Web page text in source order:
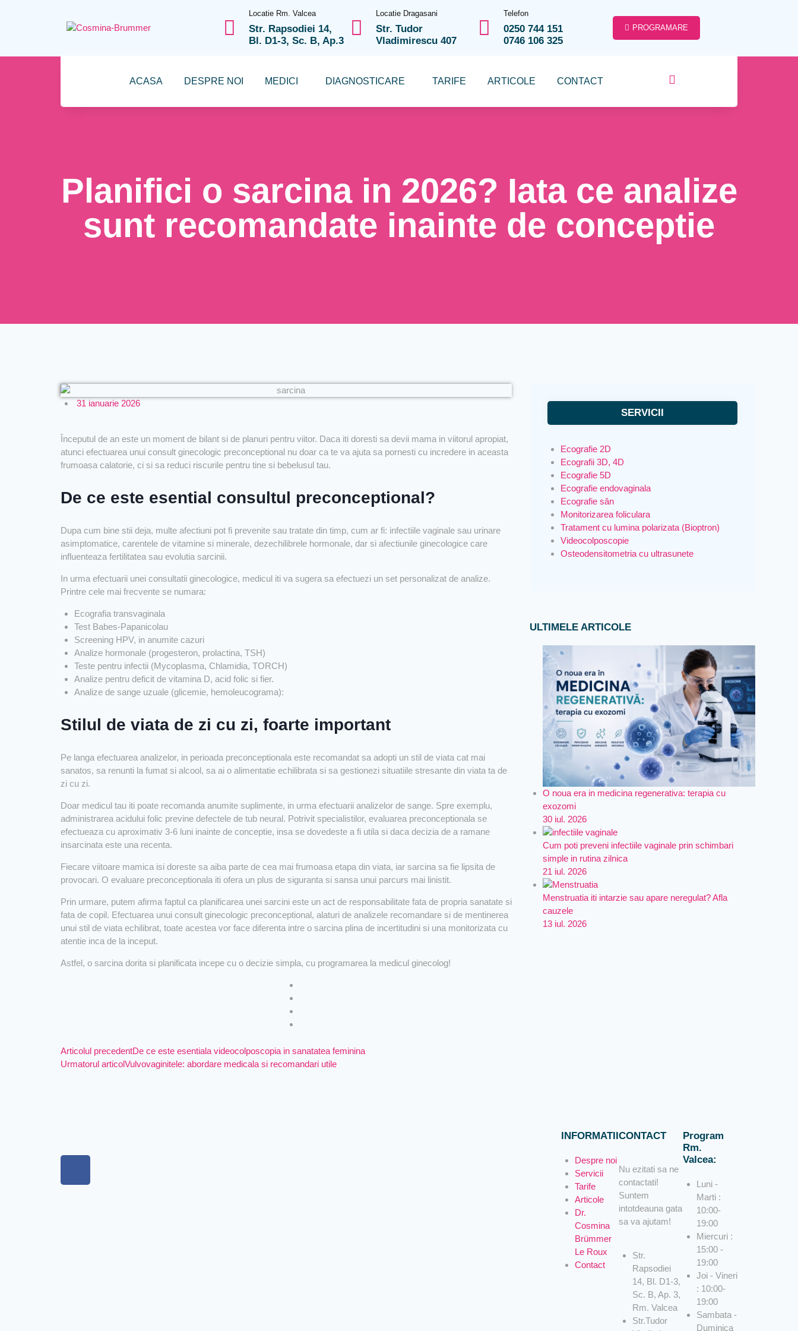
Locatie Rm. Valcea
Str. Rapsodiei 14,
Bl. D1-3, Sc. B, Ap.3
Locatie Dragasani
Str. Tudor
Vladimirescu 407
Telefon
0250 744 151
0746 106 325
PROGRAMARE
ACASA DESPRE NOI MEDICI DIAGNOSTICARE TARIFE ARTICOLE CONTACT
Planifici o sarcina in 2026? Iata ce analize
sunt recomandate inainte de conceptie
31 ianuarie 2026
Începutul de an este un moment de bilant si de planuri pentru viitor. Daca iti doresti sa devii mama in viitorul apropiat,
atunci efectuarea unui consult ginecologic preconceptional nu doar ca te va ajuta sa pornesti cu incredere in aceasta
frumoasa calatorie, ci si sa reduci riscurile pentru tine si bebelusul tau.
De ce este esential consultul preconceptional?
Dupa cum bine stii deja, multe afectiuni pot fi prevenite sau tratate din timp, cum ar fi: infectiile vaginale sau urinare
asimptomatice, carentele de vitamine si minerale, dezechilibrele hormonale, dar si afectiunile ginecologice care
influenteaza fertilitatea sau evolutia sarcinii.
In urma efectuarii unei consultatii ginecologice, medicul iti va sugera sa efectuezi un set personalizat de analize.
Printre cele mai frecvente se numara:
Ecografia transvaginala
Test Babes-Papanicolau
Screening HPV, in anumite cazuri
Analize hormonale (progesteron, prolactina, TSH)
Teste pentru infectii (Mycoplasma, Chlamidia, TORCH)
Analize pentru deficit de vitamina D, acid folic si fier.
Analize de sange uzuale (glicemie, hemoleucograma):
Stilul de viata de zi cu zi, foarte important
Pe langa efectuarea analizelor, in perioada preconceptionala este recomandat sa adopti un stil de viata cat mai
sanatos, sa renunti la fumat si alcool, sa ai o alimentatie echilibrata si sa gestionezi situatiile stresante din viata ta de
zi cu zi.
Doar medicul tau iti poate recomanda anumite suplimente, in urma efectuarii analizelor de sange. Spre exemplu,
administrarea acidului folic previne defectele de tub neural. Potrivit specialistilor, evaluarea preconceptionala se
efectueaza cu aproximativ 3-6 luni inainte de conceptie, insa se dovedeste a fi utila si daca decizia de a ramane
insarcinata este una recenta.
Fiecare viitoare mamica isi doreste sa aiba parte de cea mai frumoasa etapa din viata, iar sarcina sa fie lipsita de
provocari. O evaluare preconceptionala iti ofera un plus de siguranta si sansa unui parcurs mai linistit.
Prin urmare, putem afirma faptul ca planificarea unei sarcini este un act de responsabilitate fata de propria sanatate si
fata de copil. Efectuarea unui consult ginecologic preconceptional, alaturi de analizele recomandare si de mentinerea
unui stil de viata echilibrat, toate acestea vor face diferenta intre o sarcina plina de incertitudini si una monitorizata cu
atentie inca de la inceput.
Astfel, o sarcina dorita si planificata incepe cu o decizie simpla, cu programarea la medicul ginecolog!
Articolul precedentDe ce este esentiala videocolposcopia in sanatatea feminina
Urmatorul articolVulvovaginitele: abordare medicala si recomandari utile
SERVICII
Ecografie 2D
Ecografii 3D, 4D
Ecografie 5D
Ecografie endovaginala
Ecografie sân
Monitorizarea foliculara
Tratament cu lumina polarizata (Bioptron)
Videocolposcopie
Osteodensitometria cu ultrasunete
ULTIMELE ARTICOLE
O noua era in medicina regenerativa: terapia cu
exozomi
30 iul. 2026
Cum poti preveni infectiile vaginale prin schimbari
simple in rutina zilnica
21 iul. 2026
Menstruatia iti intarzie sau apare neregulat? Afla
cauzele
13 iul. 2026
INFORMATII
Despre noi
Servicii
Tarife
Articole
Dr.
Cosmina
Brümmer
Le Roux
Contact
CONTACT
Nu ezitati sa ne
contactati!
Suntem
intotdeauna gata
sa va ajutam!
Str.
Rapsodiei
14, Bl. D1-3,
Sc. B, Ap. 3,
Rm. Valcea
Str.Tudor
Program
Rm.
Valcea:
Luni -
Marti :
10:00-
19:00
Miercuri :
15:00 -
19:00
Joi - Vineri
: 10:00-
19:00
Sambata -
Duminica